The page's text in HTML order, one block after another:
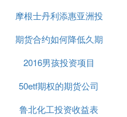
鼻祖、价值发现者、
金融界专家会选哪一位
不见经传的来自宾夕
资界以外几乎是默默无
引人注目。但他确实是
实际上，几个民意测验
摩根士丹利添惠亚洲投
资有限公司
期货合约如何降低久期
2016男孩投资项目
50etf期权的期货公司
鲁北化工投资收益表